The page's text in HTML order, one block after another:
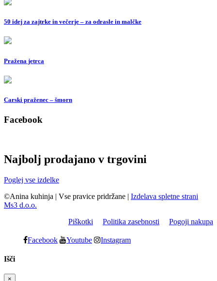
50 idej za zajtrke in večerje – za odrasle in malčke
Pražena jetrca
Carski praženec – šmorn
Facebook
Najbolj prodajano v trgovini
Poglej vse izdelke
©Anina kuhinja | Vse pravice pridržane | Izdelava spletne strani
Ms3 d.o.o.
Piškotki
Politika zasebnosti Pogoji nakupa
Facebook Youtube Instagram
Išči
×